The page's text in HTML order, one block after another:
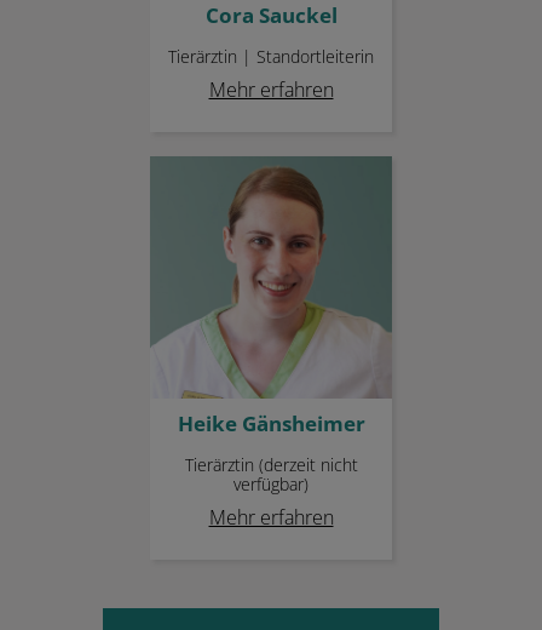
Cora Sauckel
Tierärztin | Standortleiterin
Mehr erfahren
Heike Gänsheimer
Heike Gänsheimer
Tierärztin (derzeit nicht
verfügbar)
Mehr erfahren